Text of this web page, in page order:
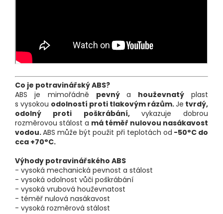
Co je potravinářský ABS?
ABS
je mimořádně pevnýa houževnatýplast
s vysokou odolností proti tlakovým rázům.Je tvrdý,
odolný proti poškrábání, vykazuje dobrou
rozměrovou stálost a má téměř nulovou nasákavost
vodou.ABS může být použit při teplotách od -50°C do
cca +70°C.
Výhody potravinářského ABS
- vysoká mechanická pevnost a stálost
- vysoká odolnost vůči poškrábání
- vysoká vrubová houževnatost
- téměř nulová nasákavost
- vysoká rozměrová stálost